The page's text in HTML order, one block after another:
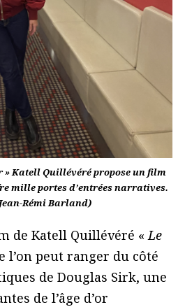
» Katell Quillévéré propose un film
mille portes d’entrées narratives.
Rémi Barland)
de Katell Quillévéré « Le
l’on peut ranger du côté
de Douglas Sirk, une
de l’âge d’or